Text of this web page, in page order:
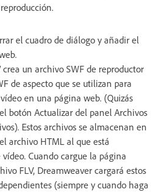
el cuadro de diálogo y añadir el
un archivo SWF de reproductor
de aspecto que se utilizan para
en una página web. (Quizás
botón Actualizar del panel Archivos
Estos archivos se almacenan en
archivo HTML al que está
Cuando cargue la página
FLV, Dreamweaver cargará estos
(siempre y cuando haga